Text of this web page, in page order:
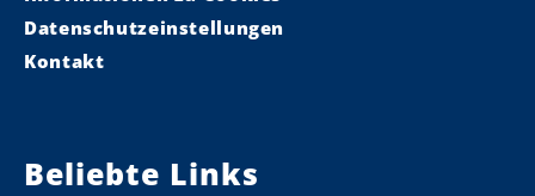
Datenschutzeinstellungen
Kontakt
Beliebte Links